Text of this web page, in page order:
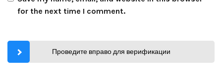
for the next time I comment.
Проведите вправо для верификации